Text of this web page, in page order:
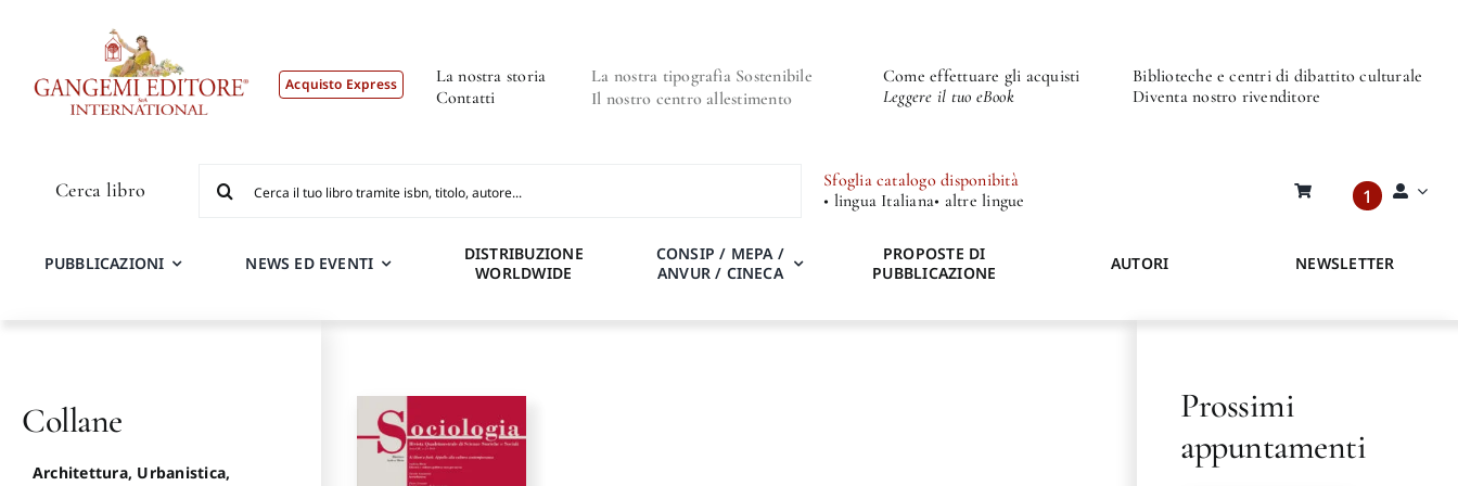
Acquisto Express
La nostra storia
Contatti
La nostra tipografia Sostenibile
Il nostro centro allestimento
Come effettuare gli acquisti
Leggere il tuo eBook
Biblioteche e centri di dibattito culturale
Diventa nostro rivenditore
Cerca libro
per:
Sfoglia catalogo disponibità
• lingua Italiana• altre lingue 1
PUBBLICAZIONI NEWS ED EVENTI
DISTRIBUZIONE
WORLDWIDE
CONSIP / MEPA /
ANVUR / CINECA
PROPOSTE DI
PUBBLICAZIONE
AUTORI NEWSLETTER
Collane
Architettura, Urbanistica,
Prossimi
appuntamenti